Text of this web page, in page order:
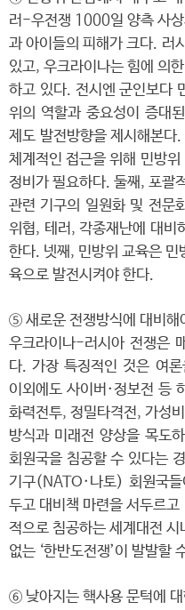
러-우전쟁 1000일 양측 사
과 아이들의 피해가 크다. 러
있고, 우크라이나는 힘에 의
하고 있다. 전시엔 군인보다
위의 역할과 중요성이 증대
제도 발전방향을 제시해본다
체계적인 접근을 위해 민방
정비가 필요하다. 둘째, 포괄
관련 기구의 일원화 및 전문
위협, 테러, 각종재난에 대비
한다. 넷째, 민방위 교육은 민
육으로 발전시켜야 한다.
⑤ 새로운 전쟁방식에 대비해
우크라이나-러시아 전쟁은
다. 가장 특징적인 것은 여
이외에도 사이버·정보전 등
화력전투, 정밀타격전, 가성
방식과 미래전 양상을 목도
회원국을 침공할 수 있다는
기구(NATO·나토) 회원국들
두고 대비책 마련을 서두르
적으로 침공하는 세계대전
없는 ‘한반도전쟁’이 발발할
⑥ 낮아지는 핵사용 문턱에